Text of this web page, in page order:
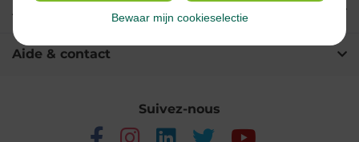
A propos de Multipharma
Aide & contact
Suivez-nous
Bewaar mijn cookieselectie